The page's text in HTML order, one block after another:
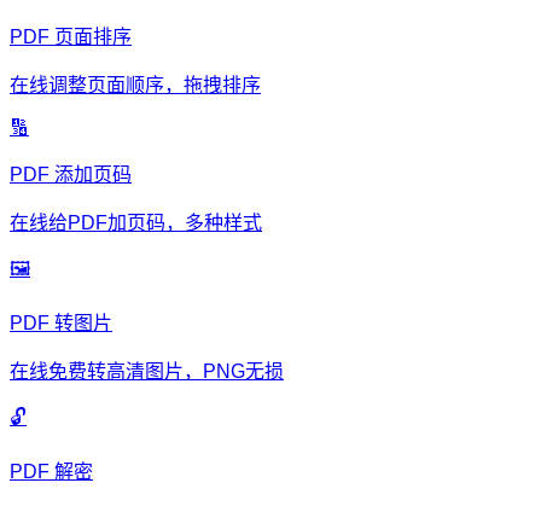
PDF 页面排序
在线调整页面顺序，拖拽排序
🔢
PDF 添加页码
在线给PDF加页码，多种样式
🖼️
PDF 转图片
在线免费转高清图片，PNG无损
🔓
PDF 解密